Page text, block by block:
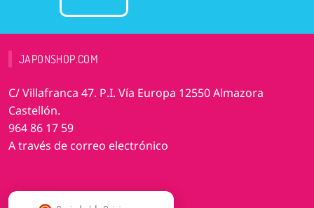
JAPONSHOP.COM
C/ Villafranca 47. P.I. Vía Europa 12550 Almazora
Castellón.
964 86 17 59
A través de correo electrónico